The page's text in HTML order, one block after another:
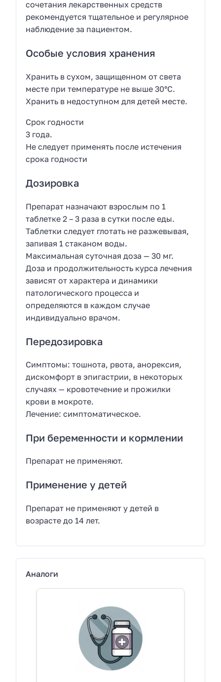
сочетания лекарственных средств
рекомендуется тщательное и регулярное
наблюдение за пациентом.
Особые условия хранения
Хранить в сухом, защищенном от света
месте при температуре не выше 30°C.
Хранить в недоступном для детей месте.
Срок годности
3 года.
Не следует применять после истечения
срока годности
Дозировка
Препарат назначают взрослым по 1
таблетке 2 – 3 раза в сутки после еды.
Таблетки следует глотать не разжевывая,
запивая 1 стаканом воды.
Максимальная суточная доза — 30 мг.
Доза и продолжительность курса лечения
зависят от характера и динамики
патологического процесса и
определяются в каждом случае
индивидуально врачом.
Передозировка
Симптомы: тошнота, рвота, анорексия,
дискомфорт в эпигастрии, в некоторых
случаях — кровотечение и прожилки
крови в мокроте.
Лечение: симптоматическое.
При беременности и кормлении
Препарат не применяют.
Применение у детей
Препарат не применяют у детей в
возрасте до 14 лет.
Аналоги